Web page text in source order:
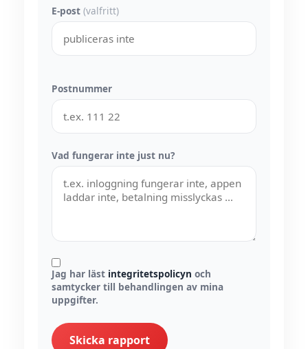
E-post (valfritt)
Postnummer
Vad fungerar inte just nu?
Jag har läst integritetspolicyn och
samtycker till behandlingen av mina
uppgifter.
Skicka rapport